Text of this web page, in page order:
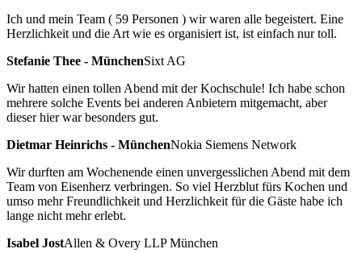
Ich und mein Team ( 59 Personen ) wir waren alle begeistert. Eine
Herzlichkeit und die Art wie es organisiert ist, ist einfach nur toll.
Stefanie Thee - MünchenSixt AG
Wir hatten einen tollen Abend mit der Kochschule! Ich habe schon
mehrere solche Events bei anderen Anbietern mitgemacht, aber
dieser hier war besonders gut.
Dietmar Heinrichs - MünchenNokia Siemens Network
Wir durften am Wochenende einen unvergesslichen Abend mit dem
Team von Eisenherz verbringen. So viel Herzblut fürs Kochen und
umso mehr Freundlichkeit und Herzlichkeit für die Gäste habe ich
lange nicht mehr erlebt.
Isabel JostAllen & Overy LLP München